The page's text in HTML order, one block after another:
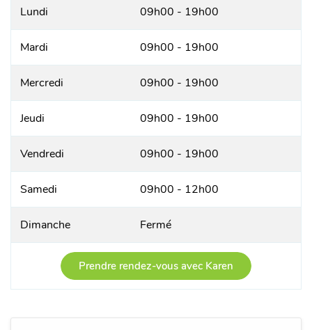
Lundi 09h00 - 19h00
Mardi 09h00 - 19h00
Mercredi 09h00 - 19h00
Jeudi 09h00 - 19h00
Vendredi 09h00 - 19h00
Samedi 09h00 - 12h00
Dimanche Fermé
Prendre rendez-vous avec Karen